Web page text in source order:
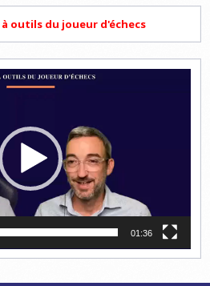
outils du joueur d'échecs
01:36